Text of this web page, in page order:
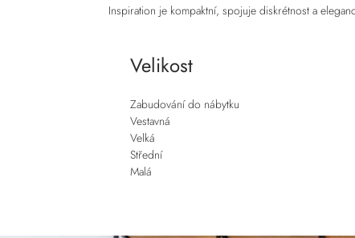
Inspiration je kompaktní, spojuje diskrétnost a
Velikost
Zabudování do nábytku
Vestavná
Velká
Střední
Malá